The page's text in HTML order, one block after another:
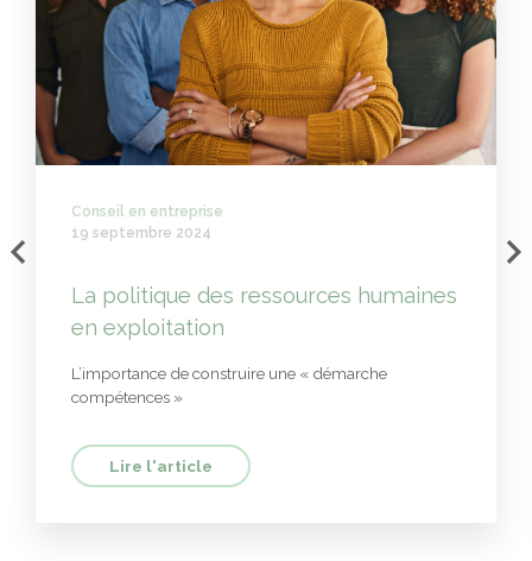
Conseil en entreprise
19 septembre 2024
La politique des ressources humaines
en exploitation
L’importance de construire une « démarche
compétences »
Lire l'article